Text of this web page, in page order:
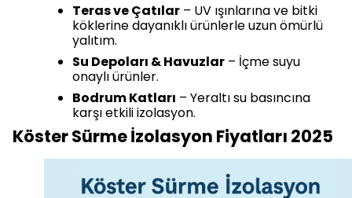
Teras ve Çatılar – UV ışınlarına ve bitki
köklerine dayanıklı ürünlerle uzun ömürlü
yalıtım.
Su Depoları & Havuzlar – İçme suyu
onaylı ürünler.
Bodrum Katları – Yeraltı su basıncına
karşı etkili izolasyon.
Köster Sürme İzolasyon Fiyatları 2025